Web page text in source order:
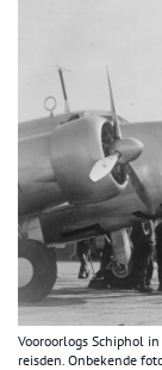
Vooroorlogs Schiphol
reisden. Onbekende